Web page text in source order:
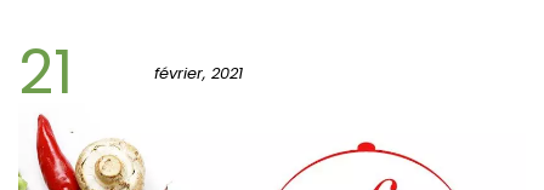
21 février, 2021